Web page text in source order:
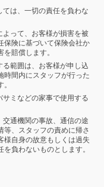
は、一切の責任を負わな
って、お客様が損害を被
保険に基づいて保険会社か
賠償します。
範囲は、お客様が申し込
時間内にスタッフが行った
ミなどの家事で使用する
通機関の事故、通信の途
等、スタッフの責めに帰さ
様自身の故意もしくは過失
負わないものとします。